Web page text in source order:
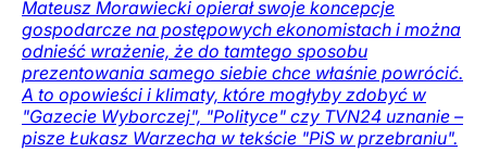
Mateusz Morawiecki opierał swoje koncepcje
gospodarcze na postępowych ekonomistach i można
odnieść wrażenie, że do tamtego sposobu
prezentowania samego siebie chce właśnie powrócić.
A to opowieści i klimaty, które mogłyby zdobyć w
"Gazecie Wyborczej", "Polityce" czy TVN24 uznanie –
pisze Łukasz Warzecha w tekście "PiS w przebraniu".